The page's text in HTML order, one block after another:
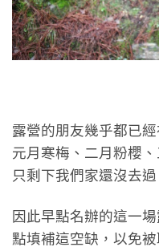
露營的朋友幾乎都已
元月寒梅、二月粉櫻
只剩下我們家還沒去過
因此早點名辦的這一
點填補這空缺，以免被